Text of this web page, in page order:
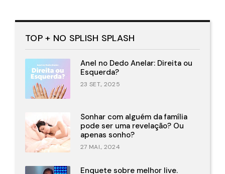
TOP + NO SPLISH SPLASH
Anel no Dedo Anelar: Direita ou
Esquerda?
23 SET., 2025
Sonhar com alguém da família
pode ser uma revelação? Ou
apenas sonho?
27 MAI., 2024
Enquete sobre melhor live.